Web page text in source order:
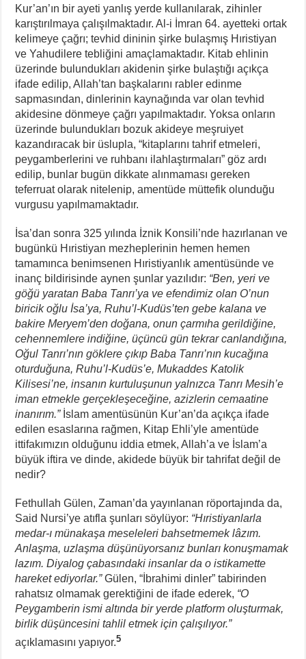
Kur’an’ın bir ayeti yanlış yerde kullanılarak, zihinler
karıştırılmaya çalışılmaktadır. Al-i İmran 64. ayetteki ortak
kelimeye çağrı; tevhid dininin şirke bulaşmış Hıristiyan
ve Yahudilere tebliğini amaçlamaktadır. Kitab ehlinin
üzerinde bulundukları akidenin şirke bulaştığı açıkça
ifade edilip, Allah’tan başkalarını rabler edinme
sapmasından, dinlerinin kaynağında var olan tevhid
akidesine dönmeye çağrı yapılmaktadır. Yoksa onların
üzerinde bulundukları bozuk akideye meşruiyet
kazandıracak bir üslupla, “kitaplarını tahrif etmeleri,
peygamberlerini ve ruhbanı ilahlaştırmaları” göz ardı
edilip, bunlar bugün dikkate alınmaması gereken
teferruat olarak nitelenip, amentüde müttefik olunduğu
vurgusu yapılmamaktadır.
İsa’dan sonra 325 yılında İznik Konsili’nde hazırlanan ve
bugünkü Hıristiyan mezheplerinin hemen hemen
tamamınca benimsenen Hıristiyanlık amentüsünde ve
inanç bildirisinde aynen şunlar yazılıdır: “Ben, yeri ve
göğü yaratan Baba Tanrı’ya ve efendimiz olan O’nun
biricik oğlu İsa’ya, Ruhu’l-Kudüs’ten gebe kalana ve
bakire Meryem’den doğana, onun çarmıha gerildiğine,
cehennemlere indiğine, üçüncü gün tekrar canlandığına,
Oğul Tanrı’nın göklere çıkıp Baba Tanrı’nın kucağına
oturduğuna, Ruhu’l-Kudüs’e, Mukaddes Katolik
Kilisesi’ne, insanın kurtuluşunun yalnızca Tanrı Mesih’e
iman etmekle gerçekleşeceğine, azizlerin cemaatine
inanırım.”İslam amentüsünün Kur’an’da açıkça ifade
edilen esaslarına rağmen, Kitap Ehli’yle amentüde
ittifakımızın olduğunu iddia etmek, Allah’a ve İslam’a
büyük iftira ve dinde, akidede büyük bir tahrifat değil de
nedir?
Fethullah Gülen, Zaman’da yayınlanan röportajında da,
Said Nursi’ye atıfla şunları söylüyor: “Hıristiyanlarla
medar-ı münakaşa meseleleri bahsetmemek lâzım.
Anlaşma, uzlaşma düşünüyorsanız bunları konuşmamak
lazım. Diyalog çabasındaki insanlar da o istikamette
hareket ediyorlar.”Gülen, “İbrahimi dinler” tabirinden
rahatsız olmamak gerektiğini de ifade ederek, “O
Peygamberin ismi altında bir yerde platform oluşturmak,
birlik düşüncesini tahlil etmek için çalışılıyor.”
açıklamasını yapıyor.5